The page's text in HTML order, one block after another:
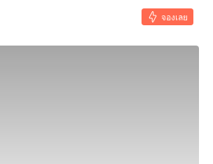
จองเลย